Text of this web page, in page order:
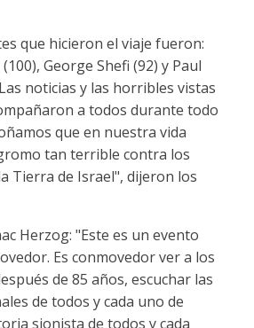
que hicieron el viaje fueron:
George Shefi (92) y Paul
noticias y las horribles vistas
a todos durante todo
que en nuestra vida
tan terrible contra los
Tierra de Israel", dijeron los
Herzog: "Este es un evento
Es conmovedor ver a los
de 85 años, escuchar las
de todos y cada uno de
sionista de todos y cada